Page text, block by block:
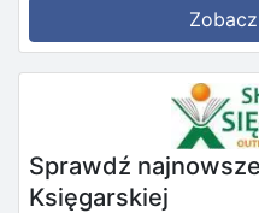
Sprawdź
Księgarskiej